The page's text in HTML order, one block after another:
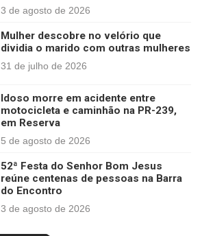
3 de agosto de 2026
Mulher descobre no velório que
dividia o marido com outras mulheres
31 de julho de 2026
Idoso morre em acidente entre
motocicleta e caminhão na PR-239,
em Reserva
5 de agosto de 2026
52ª Festa do Senhor Bom Jesus
reúne centenas de pessoas na Barra
do Encontro
3 de agosto de 2026